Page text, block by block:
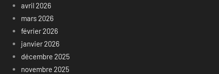
avril 2026
mars 2026
février 2026
janvier 2026
décembre 2025
novembre 2025